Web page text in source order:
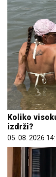
Koliko
izdrži?
05. 08. 2026